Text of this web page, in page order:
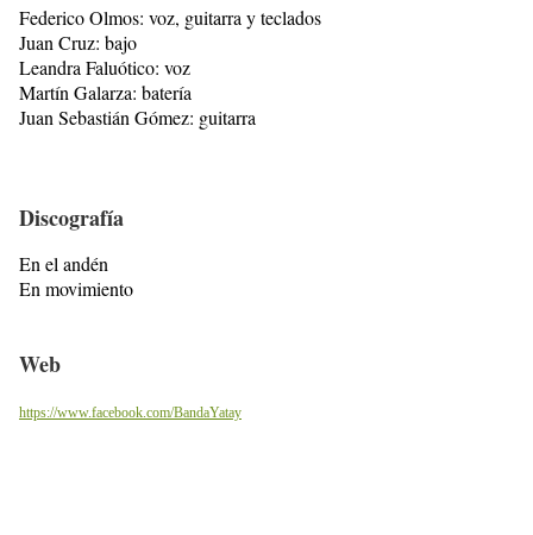
Federico Olmos: voz, guitarra y teclados
Juan Cruz: bajo
Leandra Faluótico: voz
Martín Galarza: batería
Juan Sebastián Gómez: guitarra
Discografía
En el andén
En movimiento
Web
https://www.facebook.com/BandaYatay